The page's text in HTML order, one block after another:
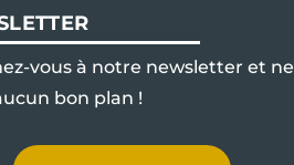
vous à notre newsletter et ne
bon plan !